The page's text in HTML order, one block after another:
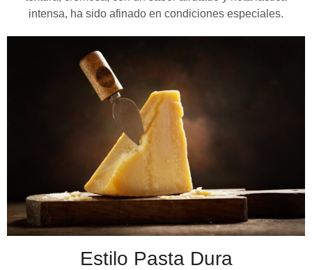
intensa, ha sido afinado en condiciones especiales.
Estilo Pasta Dura